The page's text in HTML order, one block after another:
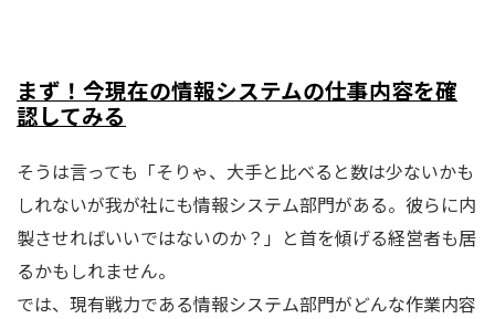
まず！今現在の情報システムの仕事内容を確
認してみる
そうは言っても「そりゃ、大手と比べると数は少ないかも
しれないが我が社にも情報システム部門がある。彼らに内
製させればいいではないのか？」と首を傾げる経営者も居
るかもしれません。
では、現有戦力である情報システム部門がどんな作業内容